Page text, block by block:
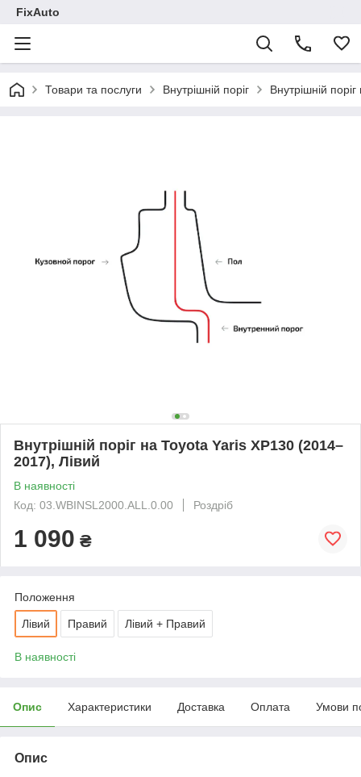
FixAuto
Товари та послуги Внутрішній поріг Внутрішній
Внутрішній поріг на Toyota Yaris XP130 (2014–
2017), Лівий
В наявності
Код: 03.WBINSL2000.ALL.0.00
Роздріб
1 090 ₴
Положення
Лівий Правий Лівий + Правий
В наявності
Опис Характеристики Доставка Оплата Умови
Опис